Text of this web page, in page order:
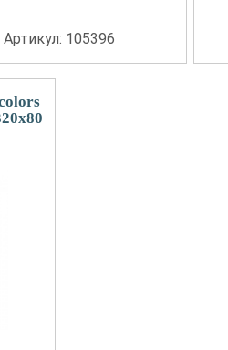
Артикул: 105396